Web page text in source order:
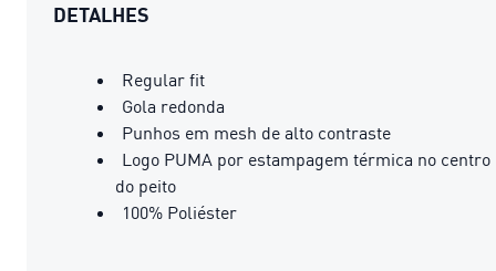
DETALHES
Regular fit
Gola redonda
Punhos em mesh de alto contraste
Logo PUMA por estampagem térmica no centro
do peito
100% Poliéster